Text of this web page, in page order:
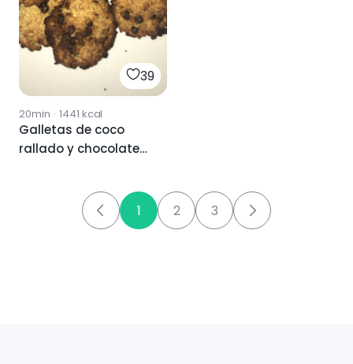
39
20min · 1441 kcal
Galletas de coco
rallado y chocolate
1 2 3